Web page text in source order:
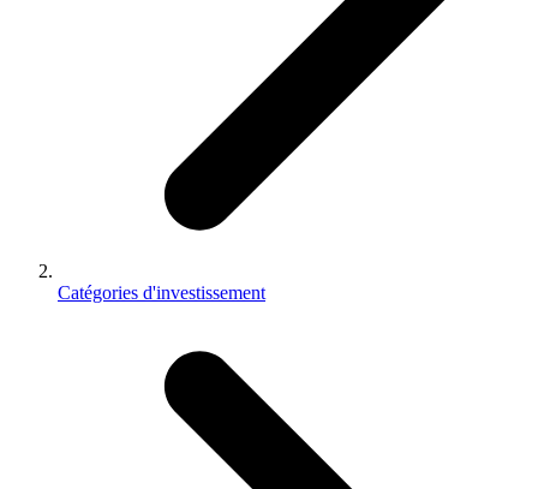
Catégories d'investissement